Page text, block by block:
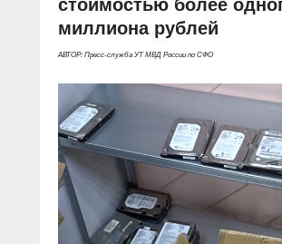
Социальные ролики
Документальные фильмы
Прямой разговор
В знании сила
Специальный репортаж
КиберПОСТОВОЙ
Газета «Щит и меч»
Журнал «Полиция России»
О ПОРТАЛЕ
Вакансии
стоимостью более
миллиона рублей
АВТОР: Пресс-служба УТ МВД России по СФО